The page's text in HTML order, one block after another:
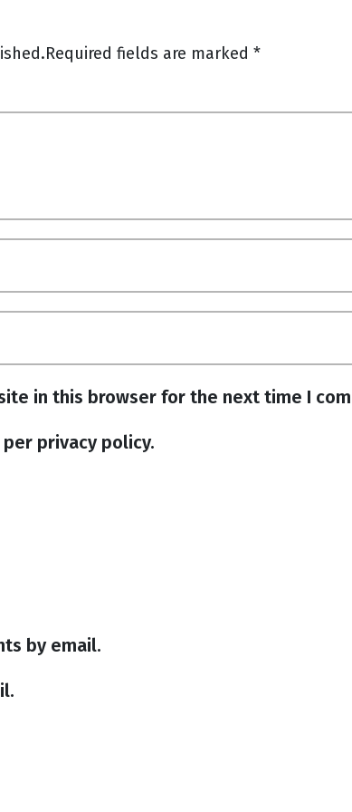
Required fields are marked *
in this browser for the next time I
privacy policy.
by email.